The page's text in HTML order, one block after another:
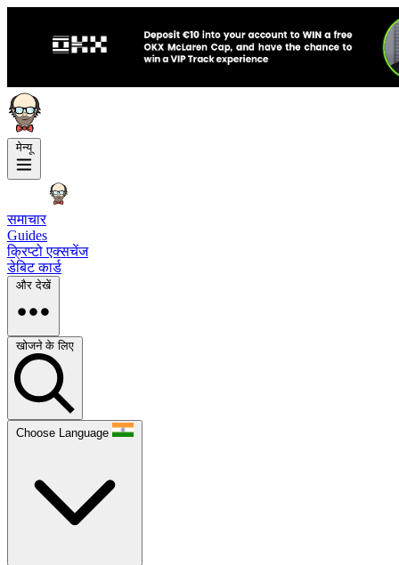
मेन्यू
समाचार
Guides
क्रिप्टो एक्सचेंज
डेबिट कार्ड
और देखें
खोजने के लिए
Choose Language